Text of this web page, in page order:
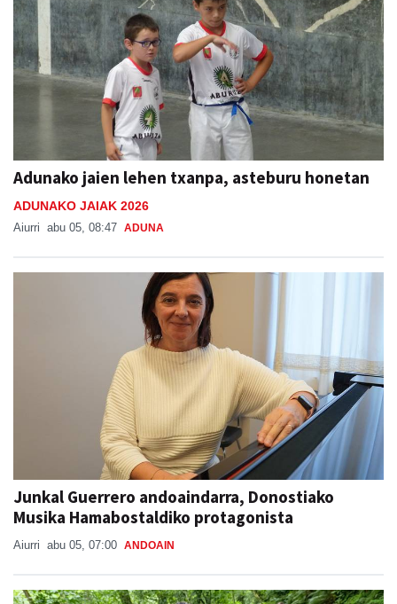
Adunako jaien lehen txanpa, asteburu honetan
ADUNAKO JAIAK 2026
Aiurri abu 05, 08:47 ADUNA
Junkal Guerrero andoaindarra, Donostiako
Musika Hamabostaldiko protagonista
Aiurri abu 05, 07:00 ANDOAIN